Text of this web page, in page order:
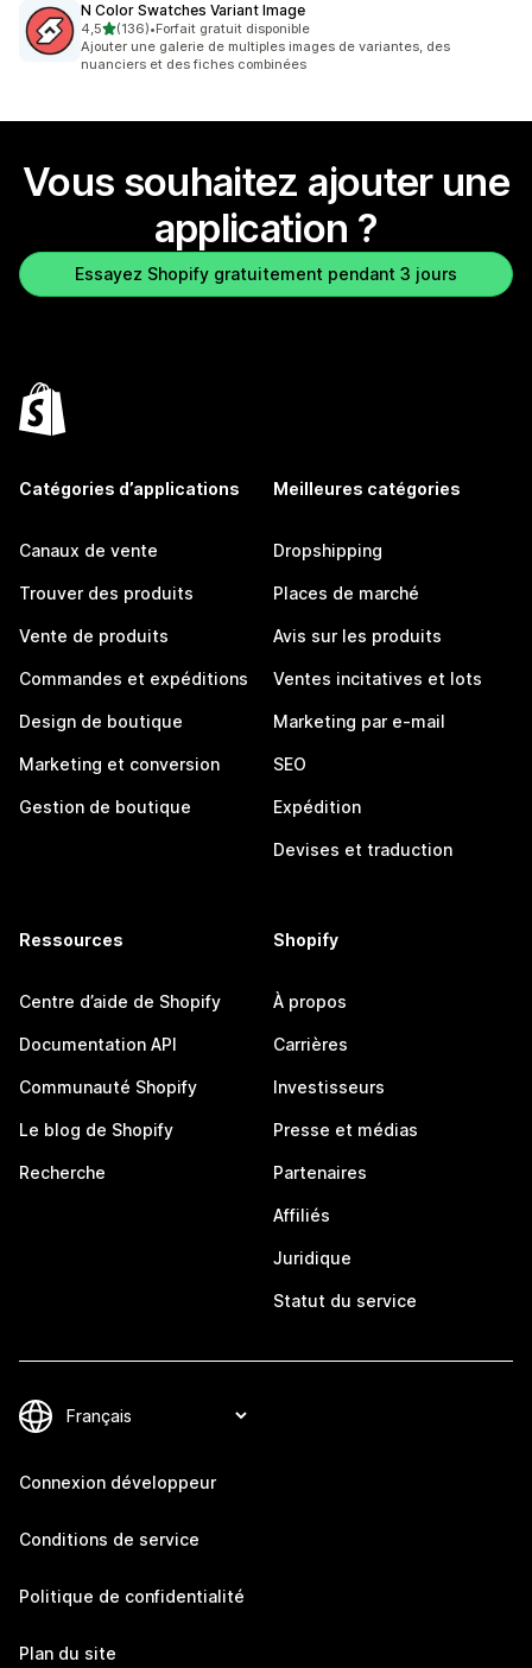
N Color Swatches Variant Image
4,5étoile(s) sur 5
(136)
136 avis au total
•Forfait gratuit disponible
Ajouter une galerie de multiples images de variantes, des
nuanciers et des fiches combinées
Vous souhaitez ajouter une
application ?
Essayez Shopify gratuitement pendant 3 jours
Catégories d’applications
Canaux de vente
Trouver des produits
Vente de produits
Commandes et expéditions
Design de boutique
Marketing et conversion
Gestion de boutique
Meilleures catégories
Dropshipping
Places de marché
Avis sur les produits
Ventes incitatives et lots
Marketing par e-mail
SEO
Expédition
Devises et traduction
Ressources
Centre d’aide de Shopify
Documentation API
Communauté Shopify
Le blog de Shopify
Recherche
Shopify
À propos
Carrières
Investisseurs
Presse et médias
Partenaires
Affiliés
Juridique
Statut du service
Connexion développeur
Conditions de service
Politique de confidentialité
Plan du site